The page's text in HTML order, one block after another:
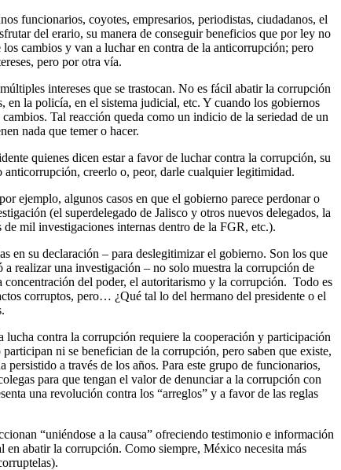
funcionarios, coyotes, empresarios, periodistas, ciudadanos, el
del erario, su manera de conseguir beneficios que por ley no
cambios y van a luchar en contra de la anticorrupción; pero
pero por otra vía.
intereses que se trastocan. No es fácil abatir la corrupción
en la policía, en el sistema judicial, etc. Y cuando los gobiernos
Tal reacción queda como un indicio de la seriedad de un
nada que temer o hacer.
quienes dicen estar a favor de luchar contra la corrupción, su
creerlo o, peor, darle cualquier legitimidad.
ejemplo, algunos casos en que el gobierno parece perdonar o
(el superdelegado de Jalisco y otros nuevos delegados, la
mil investigaciones internas dentro de la FGR, etc.).
en su declaración – para deslegitimizar el gobierno. Son los que
realizar una investigación – no solo muestra la corrupción de
del poder, el autoritarismo y la corrupción. Todo es
corruptos, pero… ¿Qué tal lo del hermano del presidente o el
lucha contra la corrupción requiere la cooperación y participación
ni se benefician de la corrupción, pero saben que existe,
a través de los años. Para este grupo de funcionarios,
para que tengan el valor de denunciar a la corrupción con
una revolución contra los “arreglos” y a favor de las reglas
“uniéndose a la causa” ofreciendo testimonio e información
en abatir la corrupción. Como siempre, México necesita más